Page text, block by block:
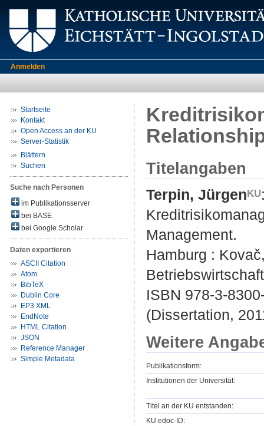
Anmelden
Startseite
Kontakt
Open Access an der KU
Server-Statistik
Blättern
Suchen
Suche nach Personen
im Publikationsserver
bei BASE
bei Google Scholar
Daten exportieren
ASCII Citation
Atom
BibTeX
Dublin Core
EP3 XML
EndNote
HTML Citation
JSON
Reference Manager
Simple Metadata
Titelangaben
Terpin, Jürgen
Management.
Hamburg :
ISBN 978-3-
(Dissertation,
Weitere
Publikationsform:
Institutionen der Universität:
Titel an der KU entstanden:
KU.edoc-ID: